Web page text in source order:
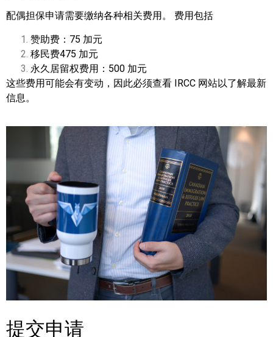
配偶担保申请需要缴纳各种相关费用。 费用包括
赞助费：75 加元
移民费475 加元
永久居留权费用：500 加元
这些费用可能会有变动，因此必须查看 IRCC 网站以了解最新
信息。
提交申请